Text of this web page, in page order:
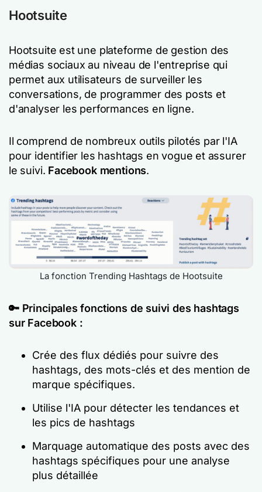
Hootsuite
Hootsuite est une plateforme de gestion des
médias sociaux au niveau de l'entreprise qui
permet aux utilisateurs de surveiller les
conversations, de programmer des posts et
d'analyser les performances en ligne.
Il comprend de nombreux outils pilotés par l'IA
pour identifier les hashtags en vogue et assurer
le suivi. Facebook mentions.
La fonction Trending Hashtags de Hootsuite
🔑 Principales fonctions de suivi des hashtags
sur Facebook :
Crée des flux dédiés pour suivre des
hashtags, des mots-clés et des mention de
marque spécifiques.
Utilise l'IA pour détecter les tendances et
les pics de hashtags
Marquage automatique des posts avec des
hashtags spécifiques pour une analyse
plus détaillée